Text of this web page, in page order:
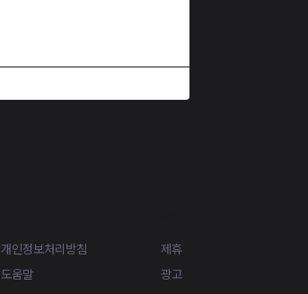
개인정보처리방침
도움말
제휴
광고